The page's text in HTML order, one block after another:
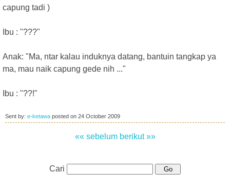
capung tadi )
Ibu : "???"
Anak: "Ma, ntar kalau induknya datang, bantuin tangkap ya
ma, mau naik capung gede nih ..."
Ibu : "??!"
Sent by: e-ketawa posted on 24 October 2009
«« sebelum berikut »»
Cari